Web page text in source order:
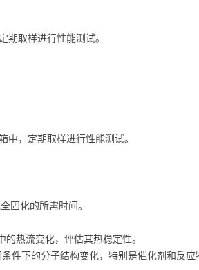
期取样进行性能测试。
，定期取样进行性能测试。
固化的所需时间。
热流变化，评估其热稳定性。
件下的分子结构变化，特别是催化剂和反应